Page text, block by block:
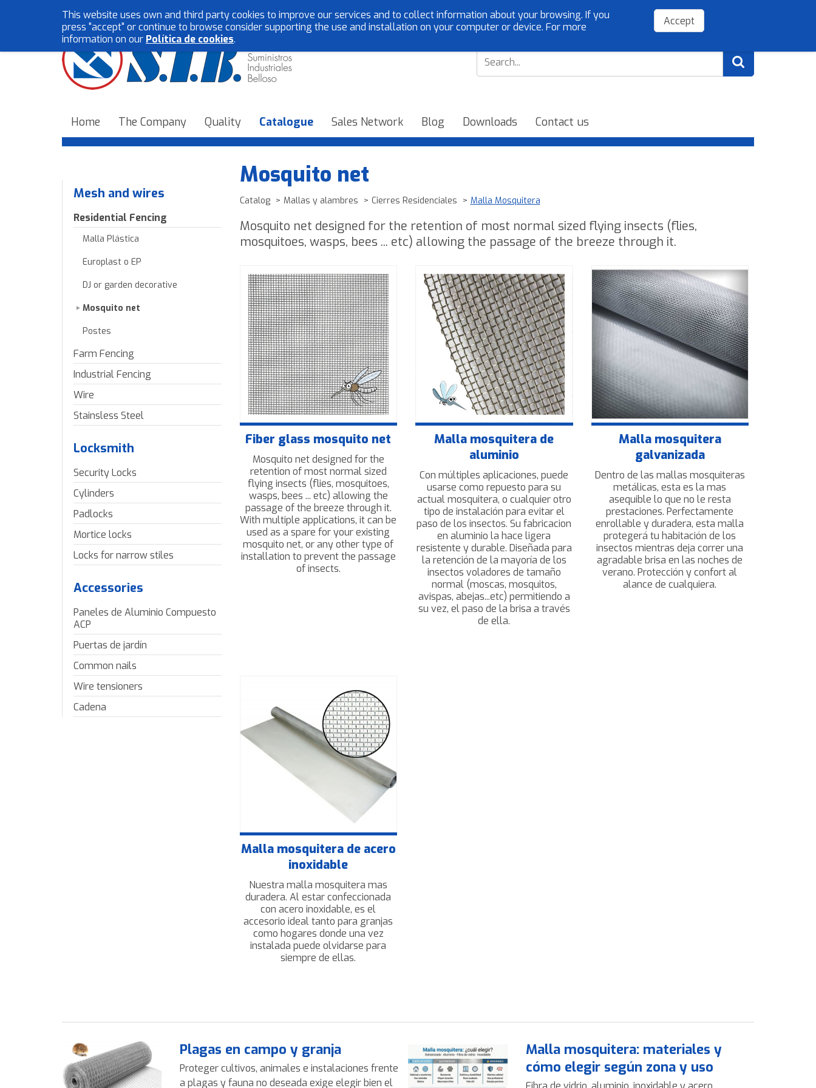
Customer service: (+34) 954 779 075 info@sibelloso.es
EN
Home The Company Quality Catalogue Sales Network Blog Downloads Contact us
Mesh and wires
Residential Fencing
Malla Plástica
Europlast o EP
DJ or garden decorative
Mosquito net
Postes
Farm Fencing
Industrial Fencing
Wire
Stainsless Steel
Locksmith
Security Locks
Cylinders
Padlocks
Mortice locks
Locks for narrow stiles
Accessories
Paneles de Aluminio Compuesto
ACP
Puertas de jardín
Common nails
Wire tensioners
Cadena
Mosquito net
Catalog Mallas y alambres Cierres Residenciales Malla Mosquitera
Mosquito net designed for the retention of most normal sized flying insects (flies,
mosquitoes, wasps, bees ... etc) allowing the passage of the breeze through it.
Fiber glass mosquito net
Mosquito net designed for the
retention of most normal sized
flying insects (flies, mosquitoes,
wasps, bees ... etc) allowing the
passage of the breeze through it.
With multiple applications, it can be
used as a spare for your existing
mosquito net, or any other type of
installation to prevent the passage
of insects.
Malla mosquitera de
aluminio
Con múltiples aplicaciones, puede
usarse como repuesto para su
actual mosquitera, o cualquier otro
tipo de instalación para evitar el
paso de los insectos. Su fabricacion
en aluminio la hace ligera
resistente y durable. Diseñada para
la retención de la mayoría de los
insectos voladores de tamaño
normal (moscas, mosquitos,
avispas, abejas...etc) permitiendo a
su vez, el paso de la brisa a través
de ella.
Malla mosquitera
galvanizada
Dentro de las mallas mosquiteras
metálicas, esta es la mas
asequible lo que no le resta
prestaciones. Perfectamente
enrollable y duradera, esta malla
protegerá tu habitación de los
insectos mientras deja correr una
agradable brisa en las noches de
verano. Protección y confort al
alance de cualquiera.
Malla mosquitera de acero
inoxidable
Nuestra malla mosquitera mas
duradera. Al estar confeccionada
con acero inoxidable, es el
accesorio ideal tanto para granjas
como hogares donde una vez
instalada puede olvidarse para
siempre de ellas.
Plagas en campo y granja
Proteger cultivos, animales e instalaciones frente
a plagas y fauna no deseada exige elegir bien el
Malla mosquitera: materiales y
cómo elegir según zona y uso
This website uses own and third party cookies to improve our services and to collect information about your browsing. If you
press "accept" or continue to browse consider supporting the use and installation on your computer or device. For more
information on our Política de cookies.
Accept